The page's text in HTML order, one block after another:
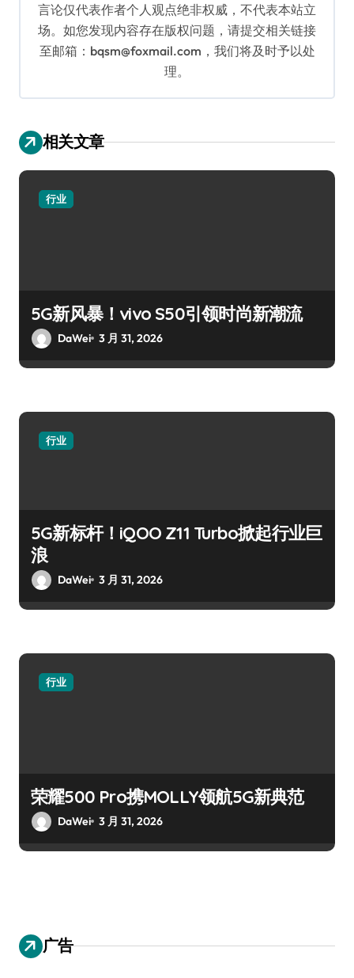
言论仅代表作者个人观点绝非权威，不代表本站立
场。如您发现内容存在版权问题，请提交相关链接
至邮箱：bqsm@foxmail.com，我们将及时予以处
理。
相关文章
行业
5G新风暴！vivo S50引领时尚新潮流
DaWei 3 月 31, 2026
行业
5G新标杆！iQOO Z11 Turbo掀起行业巨
浪
DaWei 3 月 31, 2026
行业
荣耀500 Pro携MOLLY领航5G新典范
DaWei 3 月 31, 2026
广告